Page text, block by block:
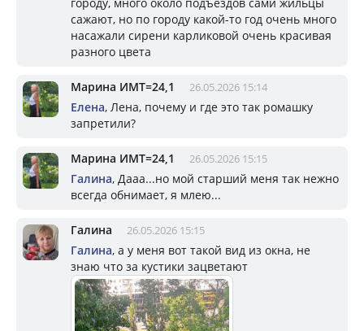
сажают, но по городу какой-то год очень много
насажали сирени карликовой очень красивая
разного цвета
Марина ИМТ=24,1 26.05.2026 15:14
Елена, Лена, почему и где это так ромашку
запретили?
Марина ИМТ=24,1 26.05.2026 15:15
Галина, Дааа...но мой старший меня так нежно
всегда обнимает, я млею...
Галина 26.05.2026 15:15
Галина, а у меня вот такой вид из окна, не
знаю что за кустики зацветают